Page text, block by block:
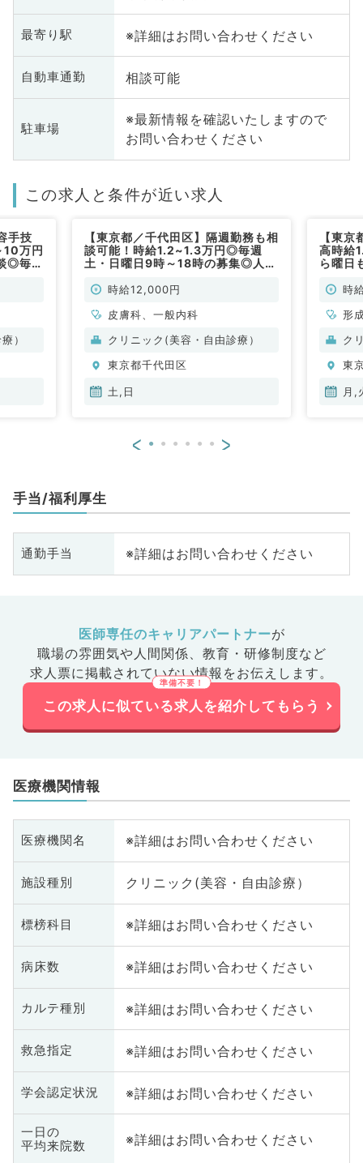
最寄り駅 ※詳細はお問い合わせください
自動車通勤 相談可能
駐車場
※最新情報を確認いたしますので
お問い合わせください
この求人と条件が近い求人
手技
万円
◎毎週
）
【東京都／千代田区】隔週勤務も相
談可能！時給1.2~1.3万円◎毎週
土・日曜日9時～18時の募集◎人気
科・皮膚科／非常勤）
時給12,000円
皮膚科、一般内科
クリニック(美容・自由診療）
東京都千代田区
土,日
【東
高時給
ら曜
能な時
形
ク
東
月,
< >
手当/福利厚生
通勤手当 ※詳細はお問い合わせください
医師専任のキャリアパートナーが
職場の雰囲気や人間関係、 教育・研修制度など
求人票に掲載されていない情報をお伝えします。
この求人に似ている求人を紹介してもらう
医療機関情報
医療機関名 ※詳細はお問い合わせください
施設種別 クリニック(美容・自由診療）
標榜科目 ※詳細はお問い合わせください
病床数 ※詳細はお問い合わせください
カルテ種別 ※詳細はお問い合わせください
救急指定 ※詳細はお問い合わせください
学会認定状況 ※詳細はお問い合わせください
一日の
平均来院数
※詳細はお問い合わせください